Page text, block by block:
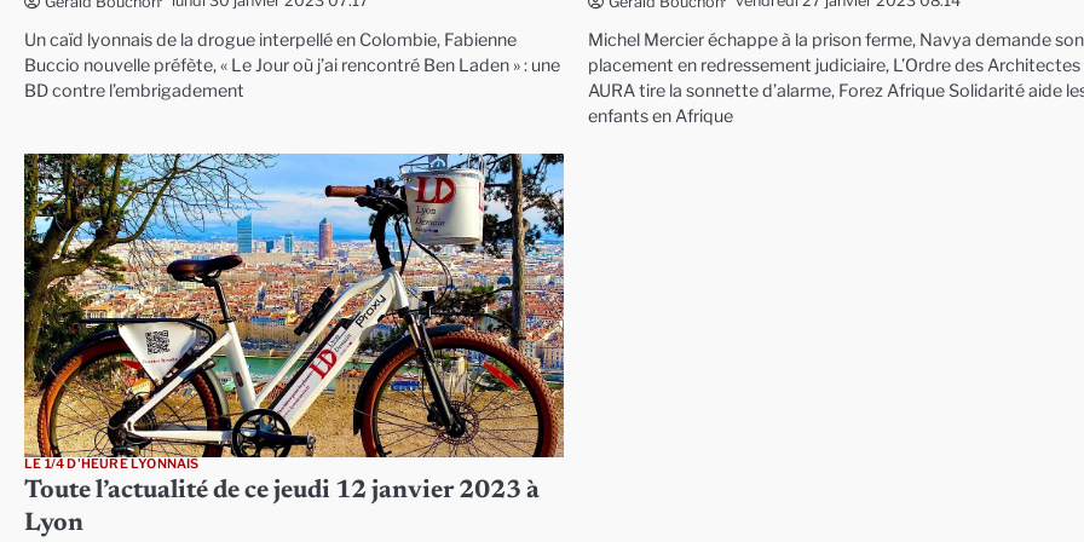
Un caïd lyonnais de la drogue interpellé en Colombie, Fabienne
Buccio nouvelle préfète, « Le Jour où j’ai rencontré Ben Laden » : une
BD contre l’embrigadement
Michel Mercier échappe à la prison ferme, Navya demande son
placement en redressement judiciaire, L’Ordre des Architectes
AURA tire la sonnette d’alarme, Forez Afrique Solidarité aide
enfants en Afrique
LE 1/4 D'HEURE LYONNAIS
Toute l’actualité de ce jeudi 12 janvier 2023 à
Lyon